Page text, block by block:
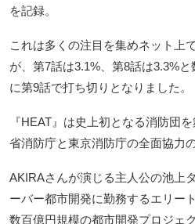
を記録。
これは多くの注目を集めネット上
が、第7話は3.1%、第8話は3.3%
に第9話で打ち切りとなりました。
『HEAT』は史上初となる消防団
省消防庁と東京消防庁の全面協力
AKIRAさんが演じる主人公の池上
ーバー都市開発に勤務するエリー
数百億円規模の都市開発プロジェ